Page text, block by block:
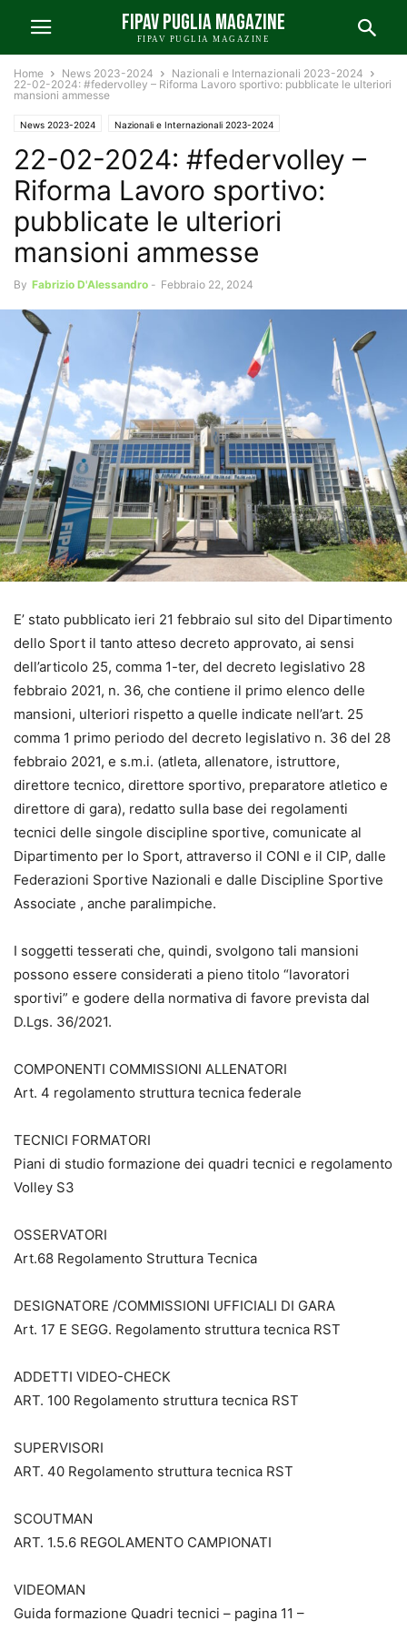
FIPAV PUGLIA MAGAZINE
FIPAV PUGLIA MAGAZINE
Home News 2023-2024
Nazionali e Internazionali 2023-2024
22-02-2024: #federvolley – Riforma Lavoro sportivo: pubblicate le ulteriori
mansioni ammesse
News 2023-2024 Nazionali e Internazionali 2023-2024
22-02-2024: #federvolley –
Riforma Lavoro sportivo:
pubblicate le ulteriori
mansioni ammesse
By Fabrizio D'Alessandro - Febbraio 22, 2024
E’ stato pubblicato ieri 21 febbraio sul sito del Dipartimento
dello Sport il tanto atteso decreto approvato, ai sensi
dell’articolo 25, comma 1-ter, del decreto legislativo 28
febbraio 2021, n. 36, che contiene il primo elenco delle
mansioni, ulteriori rispetto a quelle indicate nell’art. 25
comma 1 primo periodo del decreto legislativo n. 36 del 28
febbraio 2021, e s.m.i. (atleta, allenatore, istruttore,
direttore tecnico, direttore sportivo, preparatore atletico e
direttore di gara), redatto sulla base dei regolamenti
tecnici delle singole discipline sportive, comunicate al
Dipartimento per lo Sport, attraverso il CONI e il CIP, dalle
Federazioni Sportive Nazionali e dalle Discipline Sportive
Associate , anche paralimpiche.
I soggetti tesserati che, quindi, svolgono tali mansioni
possono essere considerati a pieno titolo “lavoratori
sportivi” e godere della normativa di favore prevista dal
D.Lgs. 36/2021.
COMPONENTI COMMISSIONI ALLENATORI
Art. 4 regolamento struttura tecnica federale
TECNICI FORMATORI
Piani di studio formazione dei quadri tecnici e regolamento
Volley S3
OSSERVATORI
Art.68 Regolamento Struttura Tecnica
DESIGNATORE /COMMISSIONI UFFICIALI DI GARA
Art. 17 E SEGG. Regolamento struttura tecnica RST
ADDETTI VIDEO-CHECK
ART. 100 Regolamento struttura tecnica RST
SUPERVISORI
ART. 40 Regolamento struttura tecnica RST
SCOUTMAN
ART. 1.5.6 REGOLAMENTO CAMPIONATI
VIDEOMAN
Guida formazione Quadri tecnici – pagina 11 –